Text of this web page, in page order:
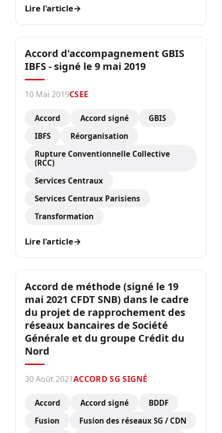
Lire l'article→
Accord d'accompagnement GBIS
IBFS - signé le 9 mai 2019
10 Mai 2019CSEE
Accord Accord signé
GBIS
IBFS
Réorganisation
Rupture Conventionnelle Collective
(RCC)
Services Centraux
Services Centraux Parisiens
Transformation
Lire l'article→
Accord de méthode (signé le 19
mai 2021 CFDT SNB) dans le cadre
du projet de rapprochement des
réseaux bancaires de Société
Générale et du groupe Crédit du
Nord
30 Août 2021ACCORD SG SIGNÉ
Accord Accord signé
BDDF
Fusion
Fusion des réseaux SG / CDN